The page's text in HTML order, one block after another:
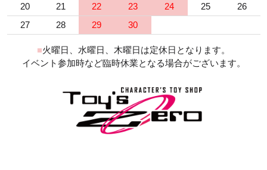
20
21 22 23 24 25
26
27
28 29 30
■火曜日、水曜日、木曜日は定休日となります。
イベント参加時など臨時休業となる場合がございます。